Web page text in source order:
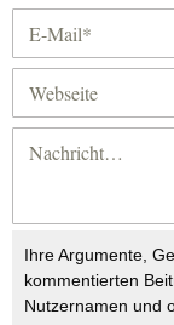
Ihre Argumente,
kommentierten
Nutzernamen und